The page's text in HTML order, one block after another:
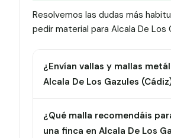
Resolvemos las dudas más
pedir material para Alcala De Los
¿Envían vallas y mallas
Alcala De Los Gazules
¿Qué malla recomendáis
una finca en Alcala De Los